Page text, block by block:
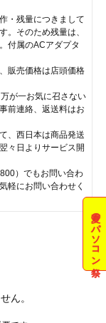
・残量につきまして
。そのため残量は、
付属のACアダプタ
販売価格は店頭価格
が一お気に召さない
前連絡、返送料はお
、西日本は商品発送
々日よりサービス開
）でもお問い合わ
軽にお問い合わせく
ん。
夏のパソコン祭